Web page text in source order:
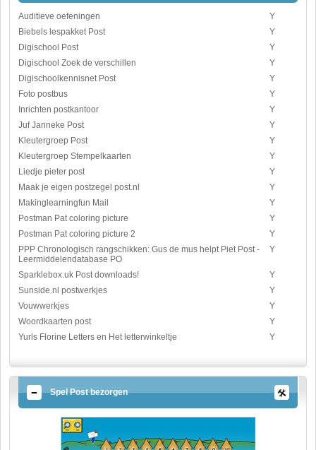
Auditieve oefeningen
Y
Biebels lespakket Post
Y
Digischool Post
Y
Digischool Zoek de verschillen
Y
Digischoolkennisnet Post
Y
Foto postbus
Y
Inrichten postkantoor
Y
Juf Janneke Post
Y
Kleutergroep Post
Y
Kleutergroep Stempelkaarten
Y
Liedje pieter post
Y
Maak je eigen postzegel post.nl
Y
Makinglearningfun Mail
Y
Postman Pat coloring picture
Y
Postman Pat coloring picture 2
Y
PPP Chronologisch rangschikken: Gus de mus helpt Piet Post -
Leermiddelendatabase PO
Y
Sparklebox.uk Post downloads!
Y
Sunside.nl postwerkjes
Y
Vouwwerkjes
Y
Woordkaarten post
Y
Yurls Florine Letters en Het letterwinkeltje
Y
Spel Post bezorgen